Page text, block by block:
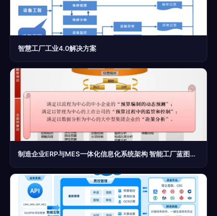
智慧工厂工业4.0解决方案
制造企业ERP与MES一体化信息化系统架构 智能工厂蓝图解决方案